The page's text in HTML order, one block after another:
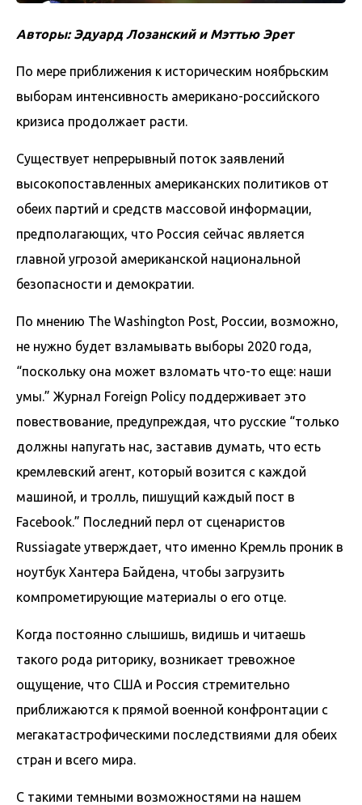
Авторы: Эдуард Лозанский и Мэттью Эрет
По мере приближения к историческим ноябрьским
выборам интенсивность американо-российского
кризиса продолжает расти.
Существует непрерывный поток заявлений
высокопоставленных американских политиков от
обеих партий и средств массовой информации,
предполагающих, что Россия сейчас является
главной угрозой американской национальной
безопасности и демократии.
По мнению The Washington Post, России, возможно,
не нужно будет взламывать выборы 2020 года,
“поскольку она может взломать что-то еще: наши
умы.” Журнал Foreign Policy поддерживает это
повествование, предупреждая, что русские “только
должны напугать нас, заставив думать, что есть
кремлевский агент, который возится с каждой
машиной, и тролль, пишущий каждый пост в
Facebook.” Последний перл от сценаристов
Russiagate утверждает, что именно Кремль проник в
ноутбук Хантера Байдена, чтобы загрузить
компрометирующие материалы о его отце.
Когда постоянно слышишь, видишь и читаешь
такого рода риторику, возникает тревожное
ощущение, что США и Россия стремительно
приближаются к прямой военной конфронтации с
мегакатастрофическими последствиями для обеих
стран и всего мира.
С такими темными возможностями на нашем